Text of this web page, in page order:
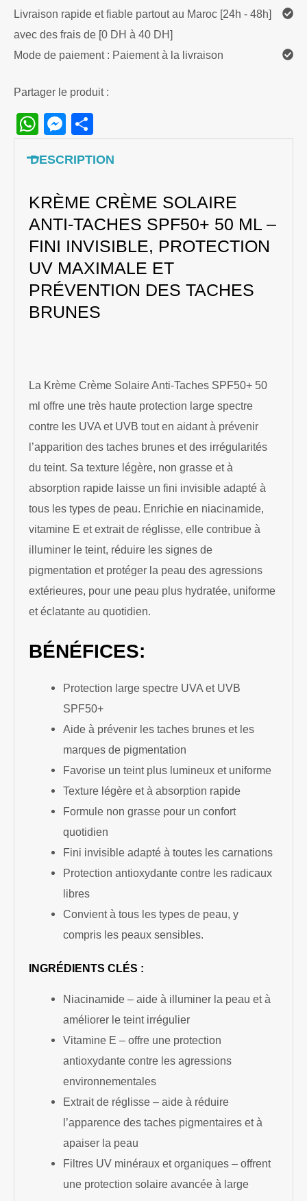
Livraison rapide et fiable partout au Maroc [24h - 48h]
avec des frais de [0 DH à 40 DH]
Mode de paiement : Paiement à la livraison
Partager le produit :
WhatsApp
Messenger
DESCRIPTION
KRÈME CRÈME SOLAIRE
ANTI-TACHES SPF50+ 50 ML –
FINI INVISIBLE, PROTECTION
UV MAXIMALE ET
PRÉVENTION DES TACHES
BRUNES
La Krème Crème Solaire Anti-Taches SPF50+ 50
ml offre une très haute protection large spectre
contre les UVA et UVB tout en aidant à prévenir
l’apparition des taches brunes et des irrégularités
du teint. Sa texture légère, non grasse et à
absorption rapide laisse un fini invisible adapté à
tous les types de peau. Enrichie en niacinamide,
vitamine E et extrait de réglisse, elle contribue à
illuminer le teint, réduire les signes de
pigmentation et protéger la peau des agressions
extérieures, pour une peau plus hydratée, uniforme
et éclatante au quotidien.
BÉNÉFICES:
Protection large spectre UVA et UVB
SPF50+
Aide à prévenir les taches brunes et les
marques de pigmentation
Favorise un teint plus lumineux et uniforme
Texture légère et à absorption rapide
Formule non grasse pour un confort
quotidien
Fini invisible adapté à toutes les carnations
Protection antioxydante contre les radicaux
libres
Convient à tous les types de peau, y
compris les peaux sensibles.
INGRÉDIENTS CLÉS :
Niacinamide – aide à illuminer la peau et à
améliorer le teint irrégulier
Vitamine E – offre une protection
antioxydante contre les agressions
environnementales
Extrait de réglisse – aide à réduire
l’apparence des taches pigmentaires et à
apaiser la peau
Filtres UV minéraux et organiques – offrent
une protection solaire avancée à large